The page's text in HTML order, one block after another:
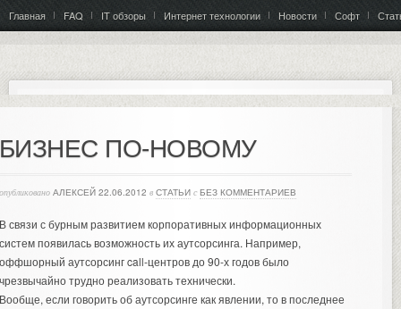
Главная FAQ IT обзоры Интернет технологии Новости Софт
ПО-НОВОМУ
АЛЕКСЕЙ 22.06.2012 в СТАТЬИ с БЕЗ КОММЕНТАРИЕВ
связи с бурным развитием корпоративных информационных
появилась возможность их аутсорсинга. Например,
аутсорсинг call-центров до 90-х годов было
трудно реализовать технически.
если говорить об аутсорсинге как явлении, то в последнее